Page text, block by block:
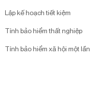
Lập kế hoạch tiết kiệm
Tính bảo hiểm thất nghiệp
Tính bảo hiểm xã hội một lần